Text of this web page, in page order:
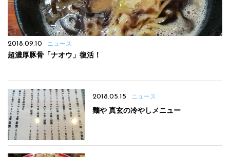
2018.09.10 ニュース
超濃厚豚骨「ナオウ」復活！
2018.05.15 ニュース
麺や 真玄の冷やしメニュー